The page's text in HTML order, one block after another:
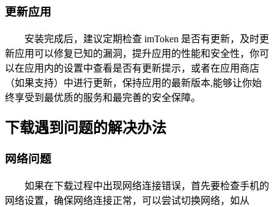
更新应用
安装完成后，建议定期检查 imToken 是否有更新，及时更
新应用可以修复已知的漏洞，提升应用的性能和安全性，你可
以在应用内的设置中查看是否有更新提示，或者在应用商店
（如果支持）中进行更新，保持应用的最新版本,能够让你始
终享受到最优质的服务和最完善的安全保障。
下载遇到问题的解决办法
网络问题
如果在下载过程中出现网络连接错误，首先要检查手机的
网络设置，确保网络连接正常，可以尝试切换网络，如从